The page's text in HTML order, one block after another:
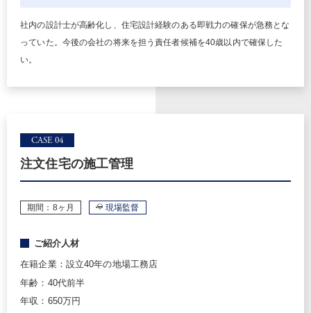
社内の設計士が高齢化し、住宅設計経験のある即戦力の確保が急務とな
っていた。今後の会社の将来を担う責任者候補を40歳以内で確保した
い。
CASE 04
注文住宅の施工管理
期間：8ヶ月 現場監督
ご紹介人材
在籍企業：設立40年の地場工務店
年齢：40代前半
年収：650万円